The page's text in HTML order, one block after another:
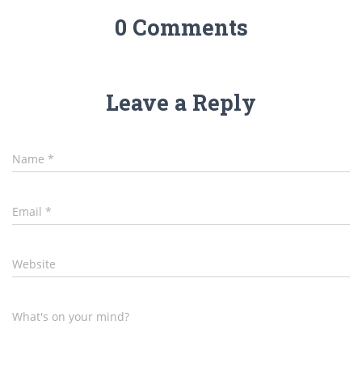
0 Comments
Leave a Reply
Name *
Email *
Website
What's on your mind?